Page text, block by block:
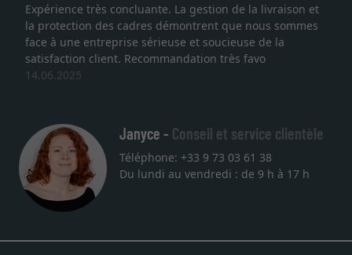
très concluante. La gestion de la livraison et
des cadres démontrent que nous sommes
à une entreprise sérieuse et soucieuse de la
client. Recommandation très favo
Janyce - Conseil et service clientèle
Téléphone: +33 9 73 03 61 38